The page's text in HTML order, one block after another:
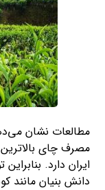
مطالعات نشان
مصرف چای
ایران دارد.
دانش بنیان مانند